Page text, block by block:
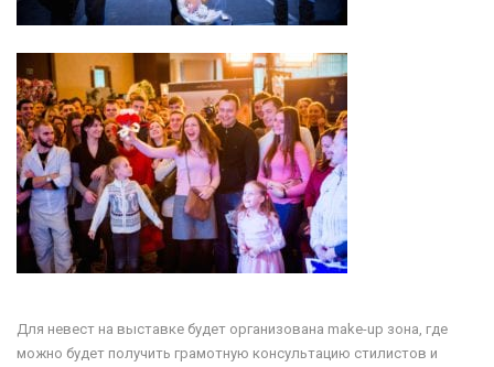
Для невест на выставке будет организована make-up зона, где
можно будет получить грамотную консультацию стилистов и